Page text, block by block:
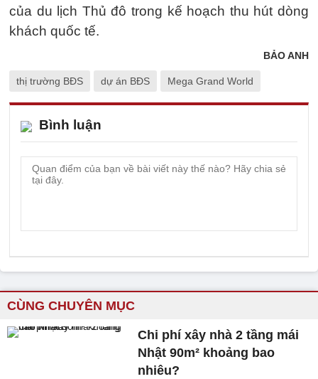
của du lịch Thủ đô trong kế hoạch thu hút dòng
khách quốc tế.
BẢO ANH
thị trường BĐS dự án BĐS Mega Grand World
Bình luận
CÙNG CHUYÊN MỤC
Chi phí xây nhà 2 tầng mái
Nhật 90m² khoảng bao
nhiêu?